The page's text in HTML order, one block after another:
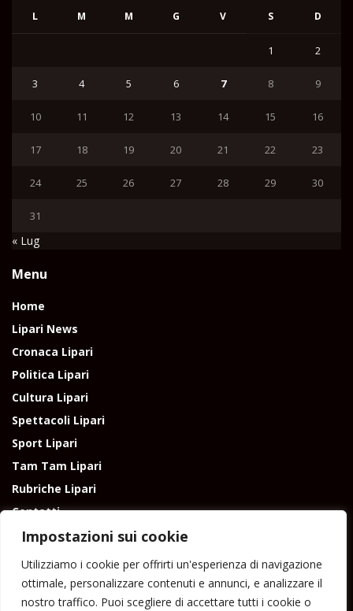
Impostazioni sui cookie
Utilizziamo i cookie per offrirti un'esperienza di navigazione
ottimale, personalizzare contenuti e annunci, e analizzare il
nostro traffico. Puoi scegliere di accettare tutti i cookie o
L M M G V S D
1 2
3 4 5 6 7 8 9
10 11 12 13 14 15 16
17 18 19 20 21 22 23
24 25 26 27 28 29 30
31
« Lug
Menu
Home
Lipari News
Cronaca Lipari
Politica Lipari
Cultura Lipari
Spettacoli Lipari
Sport Lipari
Tam Tam Lipari
Rubriche Lipari
Contatti